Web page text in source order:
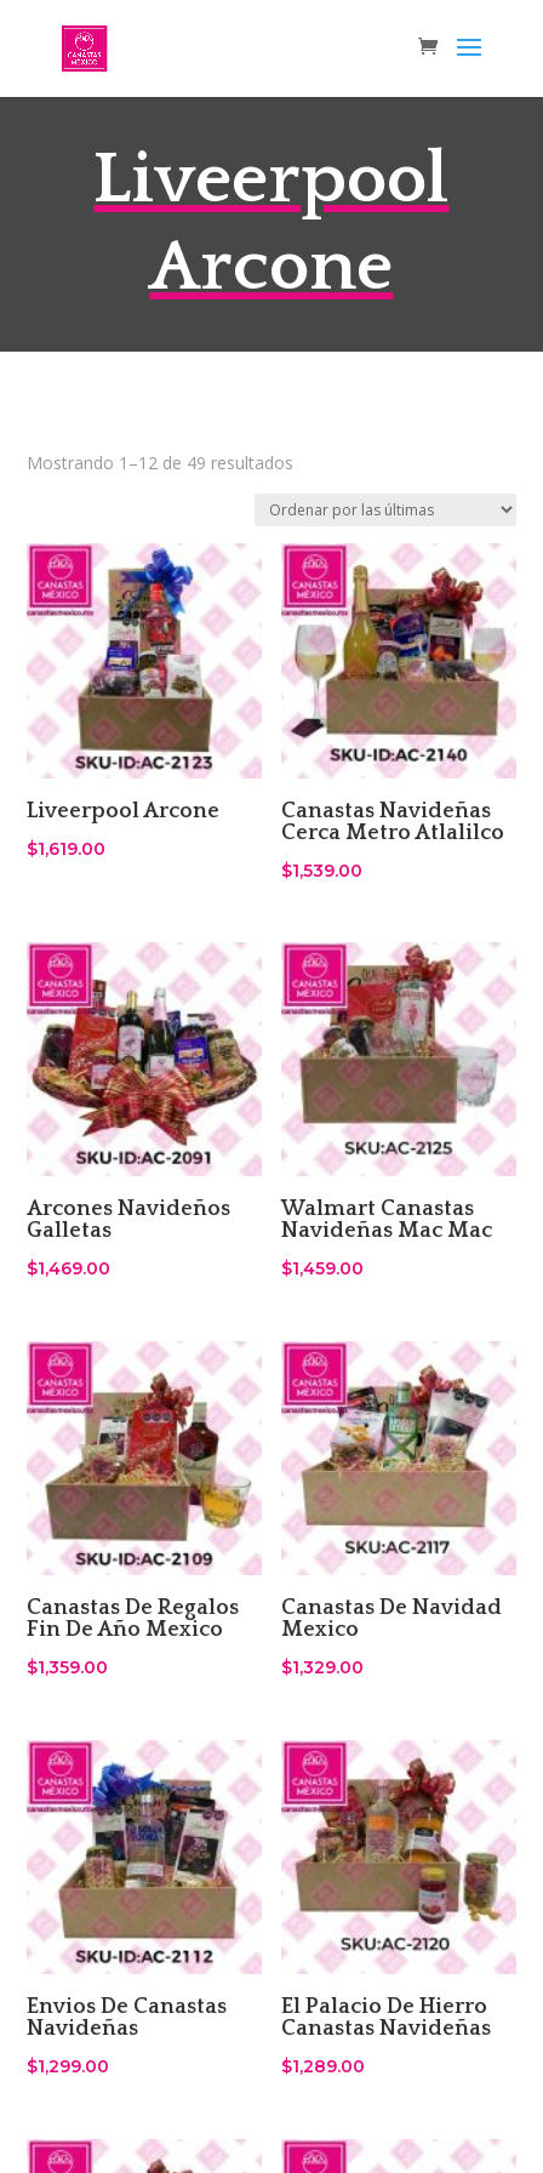
Liveerpool
Arcone
Mostrando 1–12 de 49 resultados
latest
Liveerpool Arcone
$1,619.00
Canastas Navideñas
Cerca Metro Atlalilco
$1,539.00
Arcones Navideños
Galletas
$1,469.00
Walmart Canastas
Navideñas Mac Mac
$1,459.00
Canastas De Regalos
Fin De Año Mexico
$1,359.00
Canastas De Navidad
Mexico
$1,329.00
Envios De Canastas
Navideñas
$1,299.00
El Palacio De Hierro
Canastas Navideñas
$1,289.00